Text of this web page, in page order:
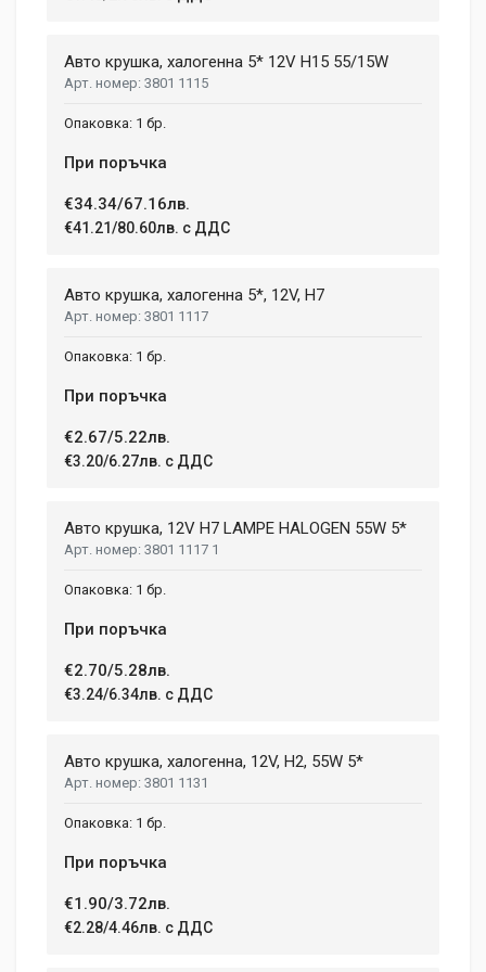
NUMBER OF SPEEDS
99 mm
207 mm
Adam Taylor
Aenean non lorem nisl. Duis tempor sollicitudin orci, eget
congue feugiat ac, facilisis a augue. Donec tempor sapien et
fringilla facilisis. Nam maximus consectetur diam. Nulla ut ex
Duis ac lectus scelerisque quam blandit egestas. Pellentesque
hendrerit eros laoreet suscipit ultrices.
Review Stars
Your Review
Авто крушка, халогенна 5* 12V H15 55/15W
3801 1115
1 бр.
При поръчка
€34.34/67.16лв.
€41.21/80.60лв. с ДДС
Авто крушка, халогенна 5*, 12V, H7
3801 1117
1 бр.
При поръчка
€2.67/5.22лв.
€3.20/6.27лв. с ДДС
Авто крушка, 12V H7 LAMPE HALOGEN 55W 5*
3801 1117 1
1 бр.
При поръчка
€2.70/5.28лв.
€3.24/6.34лв. с ДДС
Авто крушка, халогенна, 12V, H2, 55W 5*
3801 1131
1 бр.
При поръчка
€1.90/3.72лв.
€2.28/4.46лв. с ДДС